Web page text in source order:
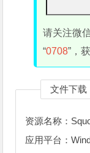
请关注微
“0708”，
文件下载
资源名称：
应用平台：